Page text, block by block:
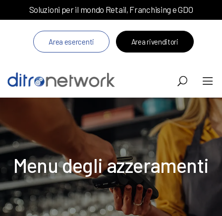
Soluzioni per il mondo Retail, Franchising e GDO
Area esercenti Area rivenditori
Menu degli azzeramenti